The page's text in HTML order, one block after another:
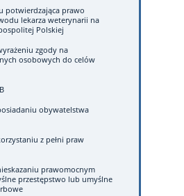
potwierdzająca prawo
lekarza weterynarii na
Polskiej
zgody na
osobowych do celów
obywatelstwa
z pełni praw
prawomocnym
przestępstwo lub umyślne